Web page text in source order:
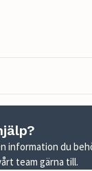
information du
team gärna till.